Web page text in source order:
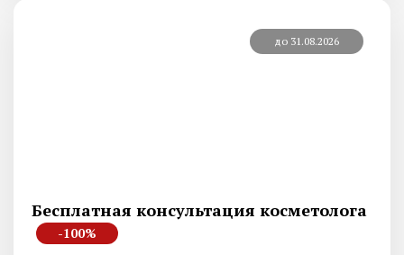
до 31.08.2026
Бесплатная консультация косметолога
-100%